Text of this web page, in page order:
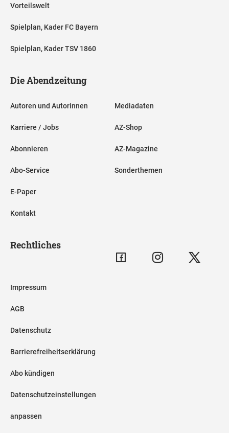
Vorteilswelt
Spielplan, Kader FC Bayern
Spielplan, Kader TSV 1860
Die Abendzeitung
Autoren und Autorinnen
Karriere / Jobs
Abonnieren
Abo-Service
E-Paper
Kontakt
Mediadaten
AZ-Shop
AZ-Magazine
Sonderthemen
Rechtliches
Impressum
AGB
Datenschutz
Barrierefreiheitserklärung
Abo kündigen
Datenschutzeinstellungen
anpassen